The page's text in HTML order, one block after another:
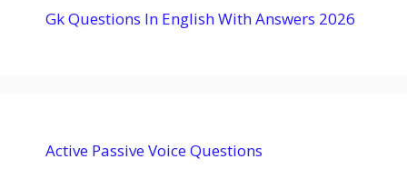
Gk Questions In English With Answers 2026
Active Passive Voice Questions